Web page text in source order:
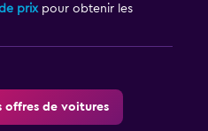
prixpour obtenir les
offres de voitures